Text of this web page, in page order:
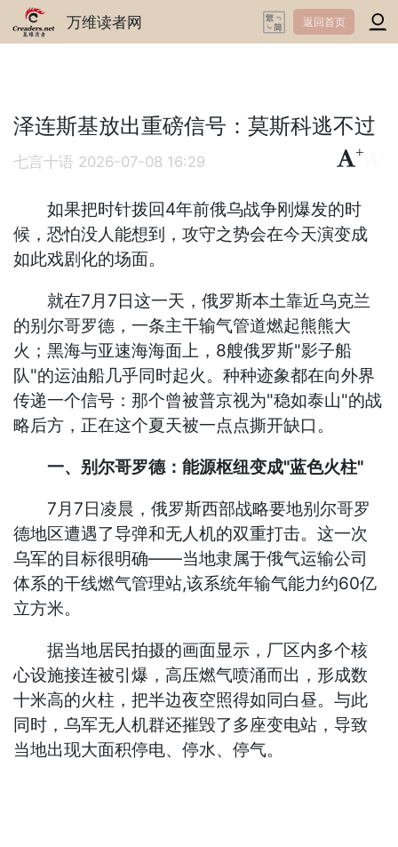
万维读者网 返回首页
泽连斯基放出重磅信号：莫斯科逃不过
七言十语 2026-07-08 16:29
+
如果把时针拨回4年前俄乌战争刚爆发的时
候，恐怕没人能想到，攻守之势会在今天演变成
如此戏剧化的场面。
就在7月7日这一天，俄罗斯本土靠近乌克兰
的别尔哥罗德，一条主干输气管道燃起熊熊大
火；黑海与亚速海海面上，8艘俄罗斯"影子船
队"的运油船几乎同时起火。种种迹象都在向外界
传递一个信号：那个曾被普京视为"稳如泰山"的战
略后方，正在这个夏天被一点点撕开缺口。
一、别尔哥罗德：能源枢纽变成"蓝色火柱"
7月7日凌晨，俄罗斯西部战略要地别尔哥罗
德地区遭遇了导弹和无人机的双重打击。这一次
乌军的目标很明确——当地隶属于俄气运输公司
体系的干线燃气管理站,该系统年输气能力约60亿
立方米。
据当地居民拍摄的画面显示，厂区内多个核
心设施接连被引爆，高压燃气喷涌而出，形成数
十米高的火柱，把半边夜空照得如同白昼。与此
同时，乌军无人机群还摧毁了多座变电站，导致
当地出现大面积停电、停水、停气。